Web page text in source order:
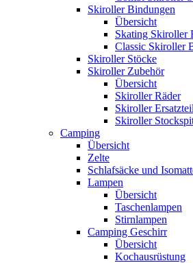
Skiroller Bindungen
Übersicht
Skating Skiroller
Classic Skiroller
Skiroller Stöcke
Skiroller Zubehör
Übersicht
Skiroller Räder
Skiroller
Skiroller
Camping
Übersicht
Zelte
Schlafsäcke und
Lampen
Übersicht
Taschenlampen
Stirnlampen
Camping Geschirr
Übersicht
Kochausrüstung